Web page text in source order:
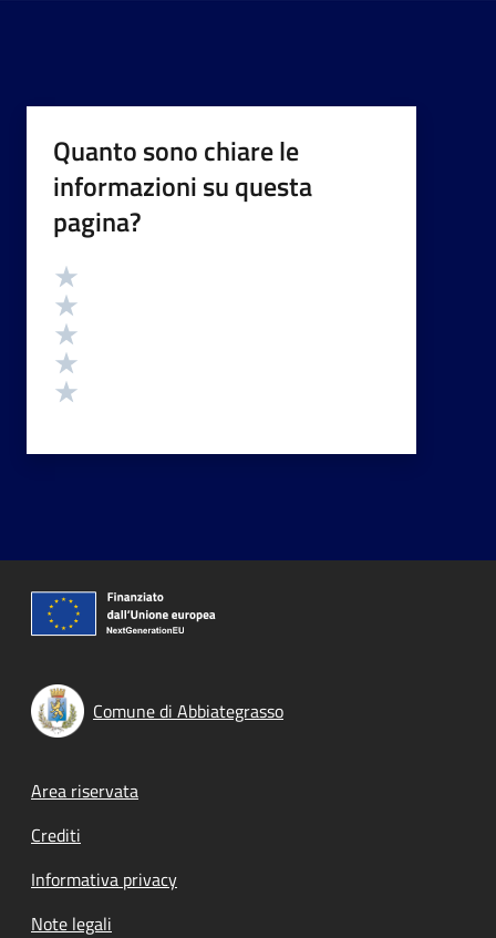
Quanto sono chiare le
informazioni su questa
pagina?
Valutazione
Comune di Abbiategrasso
Footer menu
Area riservata
Crediti
Informativa privacy
Note legali